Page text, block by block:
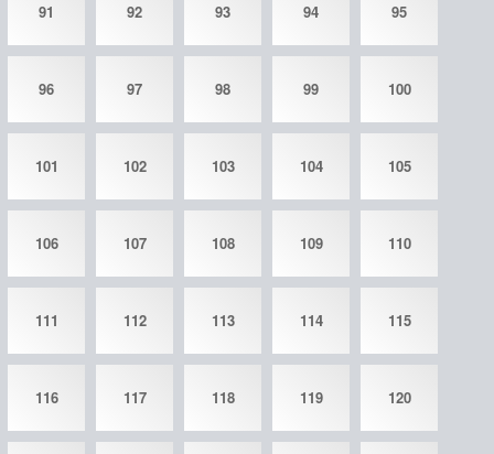
91 92 93 94 95
96 97 98 99 100
101 102 103 104 105
106 107 108 109 110
111 112 113 114 115
116 117 118 119 120